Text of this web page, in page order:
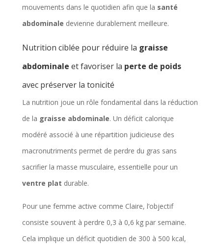
mouvements dans le quotidien afin que la santé
abdominale devienne durablement meilleure.
Nutrition ciblée pour réduire la graisse
abdominale et favoriser la perte de poids
avec préserver la tonicité
La nutrition joue un rôle fondamental dans la réduction
de la graisse abdominale. Un déficit calorique
modéré associé à une répartition judicieuse des
macronutriments permet de perdre du gras sans
sacrifier la masse musculaire, essentielle pour un
ventre plat durable.
Pour une femme active comme Claire, l’objectif
consiste souvent à perdre 0,3 à 0,6 kg par semaine.
Cela implique un déficit quotidien de 300 à 500 kcal,